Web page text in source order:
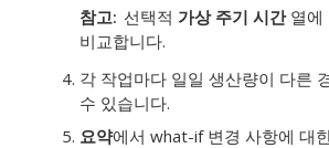
참고 선택적 가상 주기 시간열에
비교합니다.
각 작업마다 일일 생산량이 다른
수 있습니다.
요약에서 what-if 변경 사항에 대